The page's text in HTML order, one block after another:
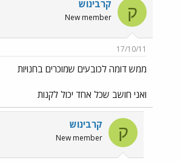
ק קרבינוש
New member
17/10/11
ממש דומה לכובעים שמוכרים בחנויות
ואני חושב שכל אחד יכול לקנות
ק קרבינוש
New member